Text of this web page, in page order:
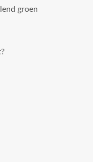
groen